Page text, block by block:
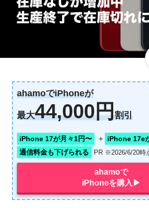
ahamoでiPhoneが
最大44,000円割引
iPhone 17が月々1円〜 ＋ iPhone 17e
通信料金も下げられる PR ※2026/6/20時
ahamoで
iPhoneを購入▶︎